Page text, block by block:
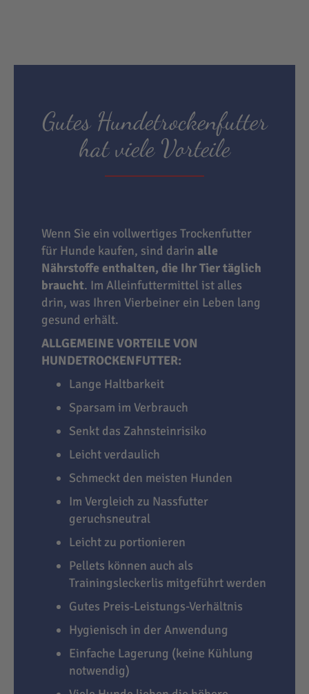
Gutes Hundetrockenfutter
hat viele Vorteile
Wenn Sie ein vollwertiges Trockenfutter
für Hunde kaufen, sind darin alle
Nährstoffe enthalten, die Ihr Tier täglich
braucht. Im Alleinfuttermittel ist alles
drin, was Ihren Vierbeiner ein Leben lang
gesund erhält.
ALLGEMEINE VORTEILE VON
HUNDETROCKENFUTTER:
Lange Haltbarkeit
Sparsam im Verbrauch
Senkt das Zahnsteinrisiko
Leicht verdaulich
Schmeckt den meisten Hunden
Im Vergleich zu Nassfutter
geruchsneutral
Leicht zu portionieren
Pellets können auch als
Trainingsleckerlis mitgeführt werden
Gutes Preis-Leistungs-Verhältnis
Hygienisch in der Anwendung
Einfache Lagerung (keine Kühlung
notwendig)